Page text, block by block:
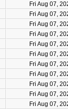
Fri Aug 07,
Fri Aug 07,
Fri Aug 07,
Fri Aug 07,
Fri Aug 07,
Fri Aug 07,
Fri Aug 07,
Fri Aug 07,
Fri Aug 07,
Fri Aug 07,
Fri Aug 07,